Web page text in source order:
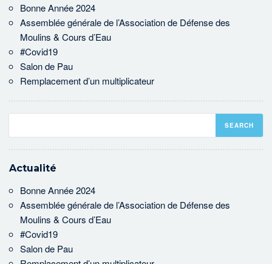
Bonne Année 2024
Assemblée générale de l’Association de Défense des
Moulins & Cours d’Eau
#Covid19
Salon de Pau
Remplacement d’un multiplicateur
Actualité
Bonne Année 2024
Assemblée générale de l’Association de Défense des
Moulins & Cours d’Eau
#Covid19
Salon de Pau